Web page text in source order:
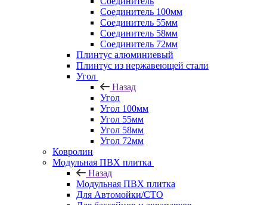
Соединитель 100мм
Соединитель 55мм
Соединитель 58мм
Соединитель 72мм
Плинтус алюминиевый
Плинтус из нержавеющей стали
Угол
Назад
Угол
Угол 100мм
Угол 55мм
Угол 58мм
Угол 72мм
Ковролин
Модульная ПВХ плитка
Назад
Модульная ПВХ плитка
Для Автомойки/СТО